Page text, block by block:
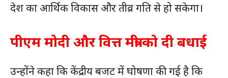
देश का आर्थिक विकास और तीव्र गति से हो सकेगा।
पीएम मोदी और वित्त मंत्री को दी बधाई
उन्होंने कहा कि केंद्रीय बजट में घोषणा की गई है कि